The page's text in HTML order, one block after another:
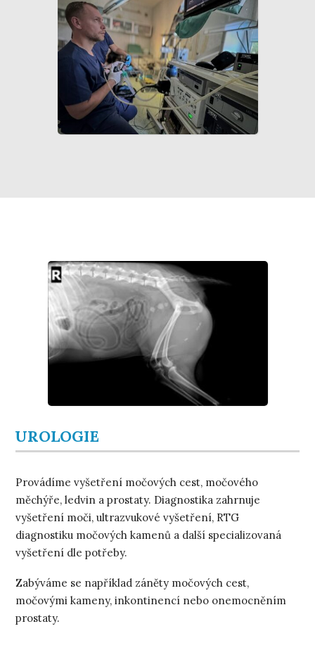
UROLOGIE
Provádíme vyšetření močových cest, močového
měchýře, ledvin a prostaty. Diagnostika zahrnuje
vyšetření moči, ultrazvukové vyšetření, RTG
diagnostiku močových kamenů a další specializovaná
vyšetření dle potřeby.
Zabýváme se například záněty močových cest,
močovými kameny, inkontinencí nebo onemocněním
prostaty.